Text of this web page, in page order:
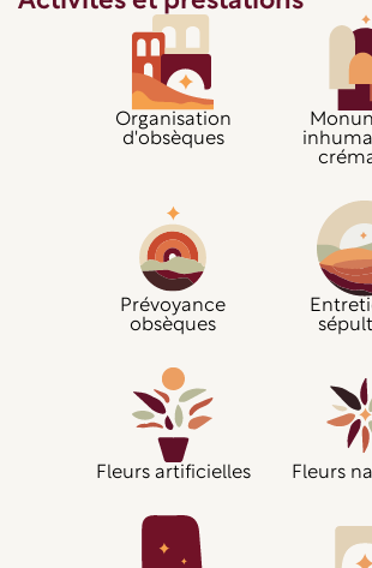
Organisation
d'obsèques
Prévoyance
obsèques
Fleurs artificielles Fleurs